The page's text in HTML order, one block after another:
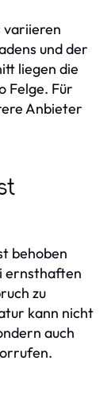
variieren
und der
liegen die
Felge. Für
Anbieter
behoben
ernsthaften
zu
kann nicht
auch